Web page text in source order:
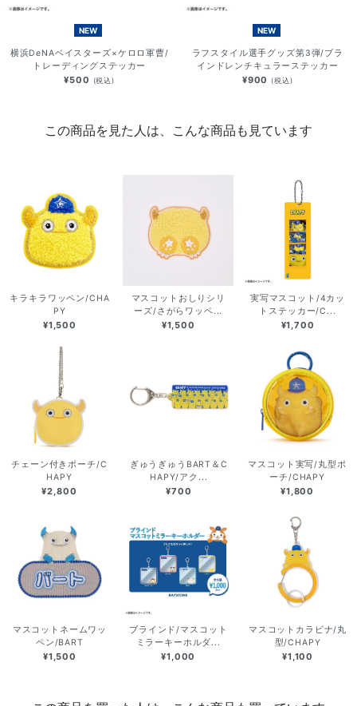
NEW
横浜DeNAベイスターズ×ケロロ軍曹/
トレーディングステッカー
¥500 (税込)
NEW
ラフスタイル選手グッズ第3弾/ブラ
インドレンチキュラーステッカー
¥900 (税込)
この商品を見た人は、こんな商品も見ています
キラキラワッペン/CHA
PY
¥1,500
マスコットおしりシリ
ーズ/さがらワッペ...
¥1,500
実写マスコット/4カッ
トステッカー/C...
¥1,700
チェーン付きポーチ/C
HAPY
¥2,800
ぎゅうぎゅうBART＆C
HAPY/アク...
¥700
マスコット実写/丸型ポ
ーチ/CHAPY
¥1,800
マスコットネームワッ
ペン/BART
¥1,500
ブラインド/マスコット
ミラーキーホルダ...
¥1,000
マスコットカラビナ/丸
型/CHAPY
¥1,100